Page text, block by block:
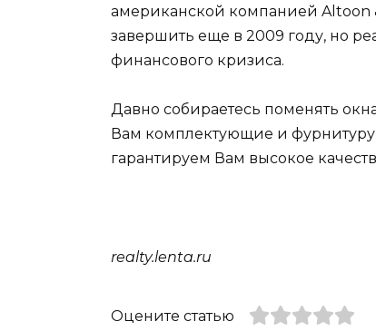
американской компанией Altoon
завершить еще в 2009 году, но
финансового кризиса.
Давно собираетесь поменять
Вам комплектующие и
гарантируем Вам высокое
realty.lenta.ru
Оцените статью